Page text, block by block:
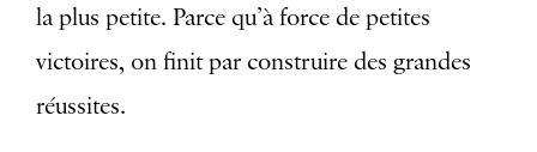
la plus petite. Parce qu’à force de petites
victoires, on finit par construire des grandes
réussites.